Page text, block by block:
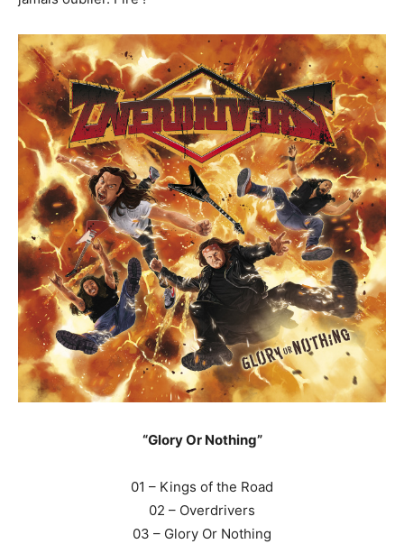
“Glory Or Nothing”
01 – Kings of the Road
02 – Overdrivers
03 – Glory Or Nothing